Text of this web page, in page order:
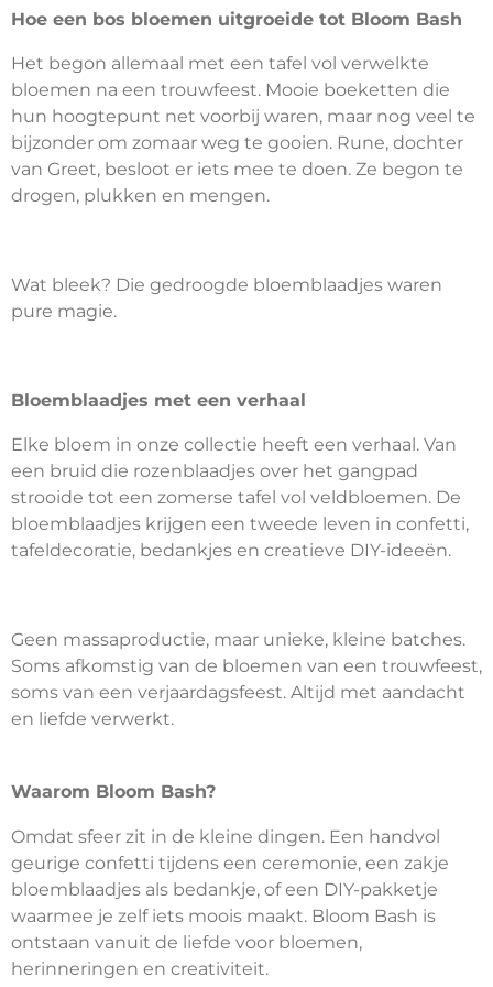
Hoe een bos bloemen uitgroeide tot Bloom Bash
Het begon allemaal met een tafel vol verwelkte
bloemen na een trouwfeest. Mooie boeketten die
hun hoogtepunt net voorbij waren, maar nog veel te
bijzonder om zomaar weg te gooien. Rune, dochter
van Greet, besloot er iets mee te doen. Ze begon te
drogen, plukken en mengen.
Wat bleek? Die gedroogde bloemblaadjes waren
pure magie.
Bloemblaadjes met een verhaal
Elke bloem in onze collectie heeft een verhaal. Van
een bruid die rozenblaadjes over het gangpad
strooide tot een zomerse tafel vol veldbloemen. De
bloemblaadjes krijgen een tweede leven in confetti,
tafeldecoratie, bedankjes en creatieve DIY-ideeën.
Geen massaproductie, maar unieke, kleine batches.
Soms afkomstig van de bloemen van een trouwfeest,
soms van een verjaardagsfeest. Altijd met aandacht
en liefde verwerkt.
Waarom Bloom Bash?
Omdat sfeer zit in de kleine dingen. Een handvol
geurige confetti tijdens een ceremonie, een zakje
bloemblaadjes als bedankje, of een DIY-pakketje
waarmee je zelf iets moois maakt. Bloom Bash is
ontstaan vanuit de liefde voor bloemen,
herinneringen en creativiteit.